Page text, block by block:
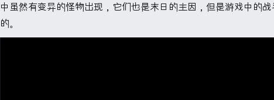
中虽然有变异的怪物出现，它们也是末日的主因，但是游戏中的
的。